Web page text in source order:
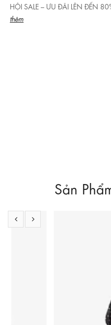
HỘI SALE – ƯU ĐÃI LÊN ĐẾN
thêm
Sản